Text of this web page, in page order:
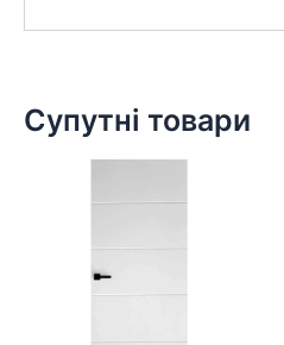
Супутні товари